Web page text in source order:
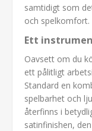
samtidigt som
och spelkomfort.
Ett
Oavsett om du
ett pålitligt
Standard en
spelbarhet och
återfinns i
satinfinishen,